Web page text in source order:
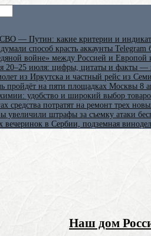
— Путин: какие критерии и
способ красть аккаунты
войне» между Россией и
20–25 июля: цифры, цитаты и факты —
из Иркутска и частный рейс из
пройдёт на пяти площадках Москвы 8
удобство и широкий выбор
средства потратят на ремонт трех
увеличили штрафы за съемку атаки
в Сербии, подземная
Наш дом